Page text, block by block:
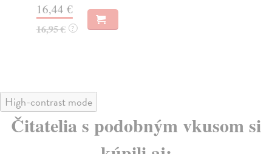
16,44 €
16,95 € ?
High-contrast mode
Čitatelia s podobným vkusom si